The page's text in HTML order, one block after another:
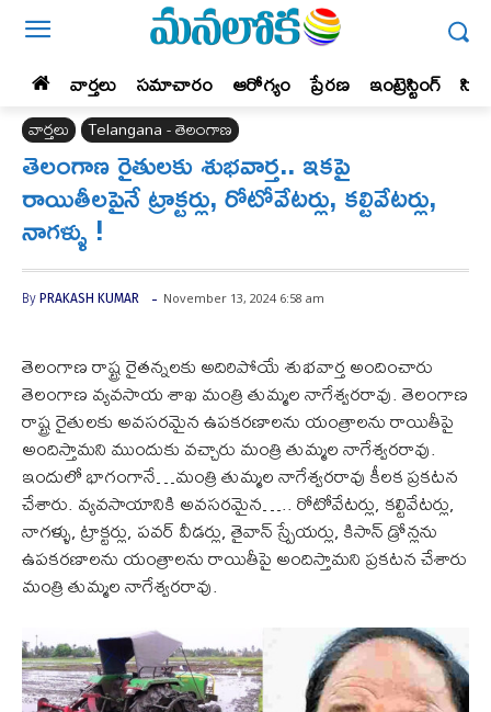
వార్తలు సమాచారం ఆరోగ్యం ప్రేర‌ణ‌ ఇంట్రెస్టింగ్‌
వార్తలు Telangana - తెలంగాణ
తెలంగాణ రైతులకు శుభవార్త.. ఇకపై
రాయితీలపైనే ట్రాక్టర్లు, రోటోవేటర్లు, కల్టివేటర్లు,
నాగళ్ళు !
By PRAKASH KUMAR - November 13, 2024 6:58 am
తెలంగాణ రాష్ట్ర రైతన్నలకు అదిరిపోయే శుభవార్త అందించారు
తెలంగాణ వ్యవసాయ శాఖ మంత్రి తుమ్మల నాగేశ్వరరావు. తెలంగాణ
రాష్ట్ర రైతులకు అవసరమైన ఉపకరణాలను యంత్రాలను రాయితీపై
అందిస్తామని ముందుకు వచ్చారు మంత్రి తుమ్మల నాగేశ్వరరావు.
ఇందులో భాగంగానే…మంత్రి తుమ్మల నాగేశ్వరరావు కీలక ప్రకటన
చేశారు. వ్యవసాయానికి అవసరమైన….. రోటోవేటర్లు, కల్టివేటర్లు,
నాగళ్ళు, ట్రాక్టర్లు, పవర్ వీడర్లు, తైవాన్ స్ప్రేయర్లు, కిసాన్ డ్రోన్లను
ఉపకరణాలను యంత్రాలను రాయితీపై అందిస్తామని ప్రకటన చేశారు
మంత్రి తుమ్మల నాగేశ్వరరావు.